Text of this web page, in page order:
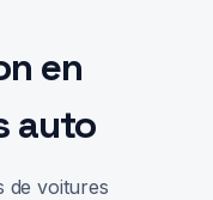
en
auto
de voitures